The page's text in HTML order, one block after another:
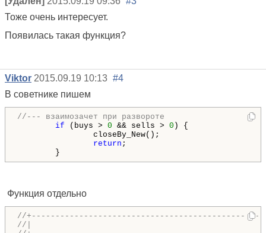
Тоже очень интересует.
Появилась такая функция?
Viktor 2015.09.19 10:13 #4
В советнике пишем
//--- взаимозачет при развороте
if (buys > 0 && sells > 0 ) {
closeBy_New();
return ;
}
Функция отдельно
//
//|